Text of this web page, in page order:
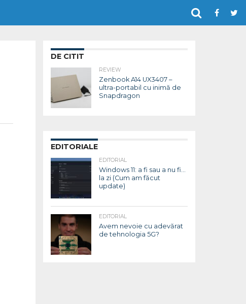
DE CITIT
REVIEW
Zenbook A14 UX3407 –
ultra-portabil cu inimă de
Snapdragon
EDITORIALE
EDITORIAL
Windows 11: a fi sau a nu fi…
la zi (Cum am făcut
update)
EDITORIAL
Avem nevoie cu adevărat
de tehnologia 5G?